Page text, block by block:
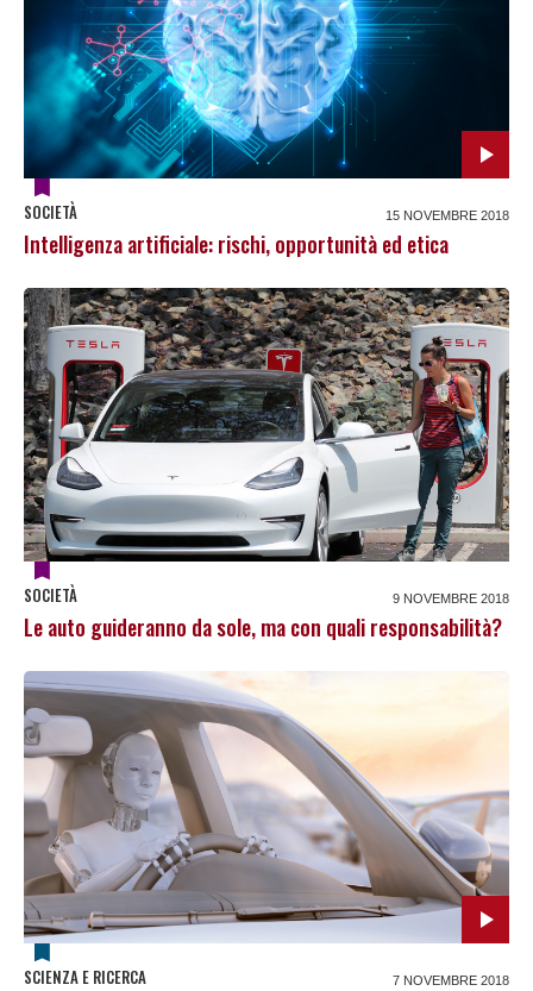
SOCIETÀ 15 NOVEMBRE 2018
Intelligenza artificiale: rischi, opportunità ed etica
SOCIETÀ 9 NOVEMBRE 2018
Le auto guideranno da sole, ma con quali responsabilità?
SCIENZA E RICERCA 7 NOVEMBRE 2018